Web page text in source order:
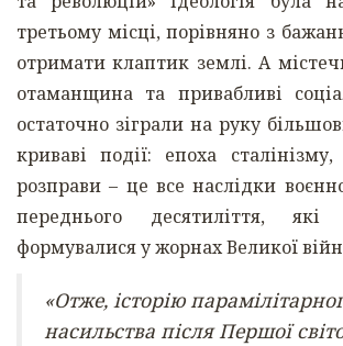
третьому місці, порівняно з
отримати клаптик землі. А
отаманщина та привабливі
остаточно зіграли на руку
криваві події: епоха
розправи – це все наслідки
переднього десятиліття,
формувалися у жорнах Великої
«Отже, історію
насильства після Першої